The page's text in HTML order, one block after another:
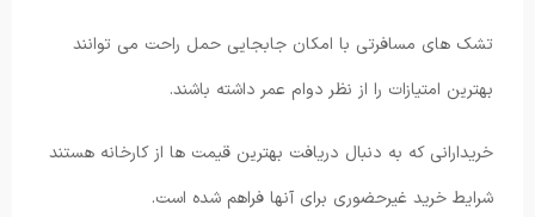
تشک های مسافرتی با امکان جابجایی حمل راحت می توانند
بهترین امتیازات را از نظر دوام عمر داشته باشند.
خریدارانی که به دنبال دریافت بهترین قیمت ها از کارخانه هستند
شرایط خرید غیرحضوری برای آنها فراهم شده است.